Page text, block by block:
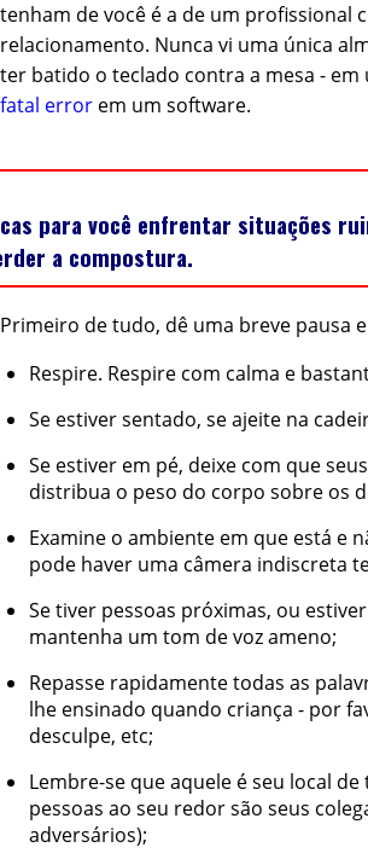
tenham de você é a de um profissional
relacionamento. Nunca vi uma única
ter batido o teclado contra a mesa -
fatal error em um software.
para você enfrentar situações
a compostura.
Primeiro de tudo, dê uma breve pausa
Respire. Respire com calma e
Se estiver sentado, se ajeite na
Se estiver em pé, deixe com que
distribua o peso do corpo sobre os
Examine o ambiente em que está e
pode haver uma câmera indiscreta
Se tiver pessoas próximas, ou
mantenha um tom de voz ameno;
Repasse rapidamente todas as
lhe ensinado quando criança - por
desculpe, etc;
Lembre-se que aquele é seu local
pessoas ao seu redor são seus
adversários);